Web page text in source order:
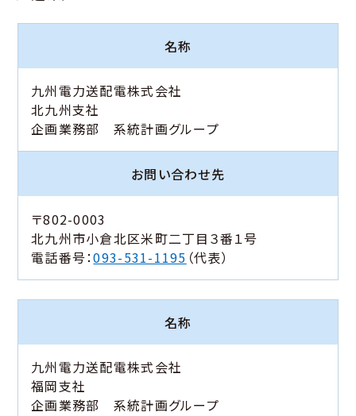
名称
九州電力送配電株式会社
北九州支社
企画業務部 系統計画グループ
お問い合わせ先
〒802-0003
北九州市小倉北区米町二丁目３番１号
電話番号：093-531-1195 （代表）
名称
九州電力送配電株式会社
福岡支社
企画業務部 系統計画グループ